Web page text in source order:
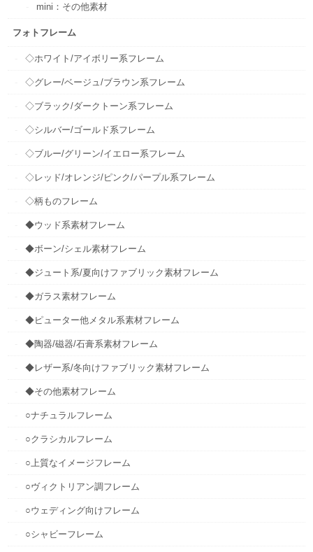
mini：その他素材
フォトフレーム
◇ホワイト/アイボリー系フレーム
◇グレー/ベージュ/ブラウン系フレーム
◇ブラック/ダークトーン系フレーム
◇シルバー/ゴールド系フレーム
◇ブルー/グリーン/イエロー系フレーム
◇レッド/オレンジ/ピンク/パープル系フレーム
◇柄ものフレーム
◆ウッド系素材フレーム
◆ボーン/シェル素材フレーム
◆ジュート系/夏向けファブリック素材フレーム
◆ガラス素材フレーム
◆ピューター他メタル系素材フレーム
◆陶器/磁器/石膏系素材フレーム
◆レザー系/冬向けファブリック素材フレーム
◆その他素材フレーム
○ナチュラルフレーム
○クラシカルフレーム
○上質なイメージフレーム
○ヴィクトリアン調フレーム
○ウェディング向けフレーム
○シャビーフレーム